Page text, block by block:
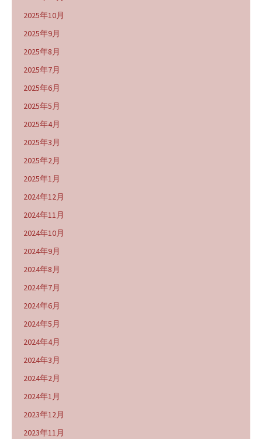
2025年10月
2025年9月
2025年8月
2025年7月
2025年6月
2025年5月
2025年4月
2025年3月
2025年2月
2025年1月
2024年12月
2024年11月
2024年10月
2024年9月
2024年8月
2024年7月
2024年6月
2024年5月
2024年4月
2024年3月
2024年2月
2024年1月
2023年12月
2023年11月